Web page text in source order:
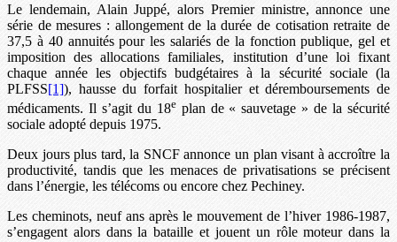
Le lendemain, Alain Juppé, alors Premier ministre, annonce une
série de mesures : allongement de la durée de cotisation retraite de
37,5 à 40 annuités pour les salariés de la fonction publique, gel et
imposition des allocations familiales, institution d’une loi fixant
chaque année les objectifs budgétaires à la sécurité sociale (la
PLFSS[1]), hausse du forfait hospitalier et déremboursements de
médicaments. Il s’agit du 18eplan de « sauvetage » de la sécurité
sociale adopté depuis 1975.
Deux jours plus tard, la SNCF annonce un plan visant à accroître la
productivité, tandis que les menaces de privatisations se précisent
dans l’énergie, les télécoms ou encore chez Pechiney.
Les cheminots, neuf ans après le mouvement de l’hiver 1986-1987,
s’engagent alors dans la bataille et jouent un rôle moteur dans la